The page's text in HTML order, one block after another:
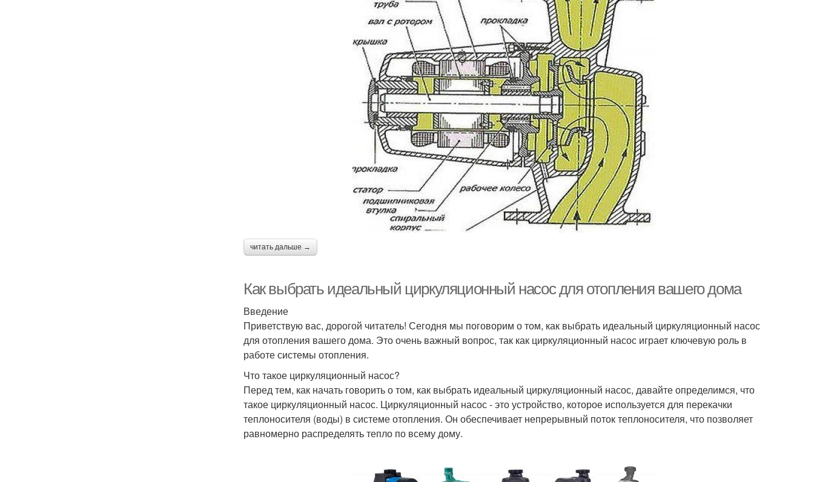
читать дальше →
Как выбрать идеальный циркуляционный насос для отопления вашего дома
Введение
Приветствую вас, дорогой читатель! Сегодня мы поговорим о том, как выбрать идеальный циркуляционный насос
для отопления вашего дома. Это очень важный вопрос, так как циркуляционный насос играет ключевую роль в
работе системы отопления.
Что такое циркуляционный насос?
Перед тем, как начать говорить о том, как выбрать идеальный циркуляционный насос, давайте определимся, что
такое циркуляционный насос. Циркуляционный насос - это устройство, которое используется для перекачки
теплоносителя (воды) в системе отопления. Он обеспечивает непрерывный поток теплоносителя, что позволяет
равномерно распределять тепло по всему дому.